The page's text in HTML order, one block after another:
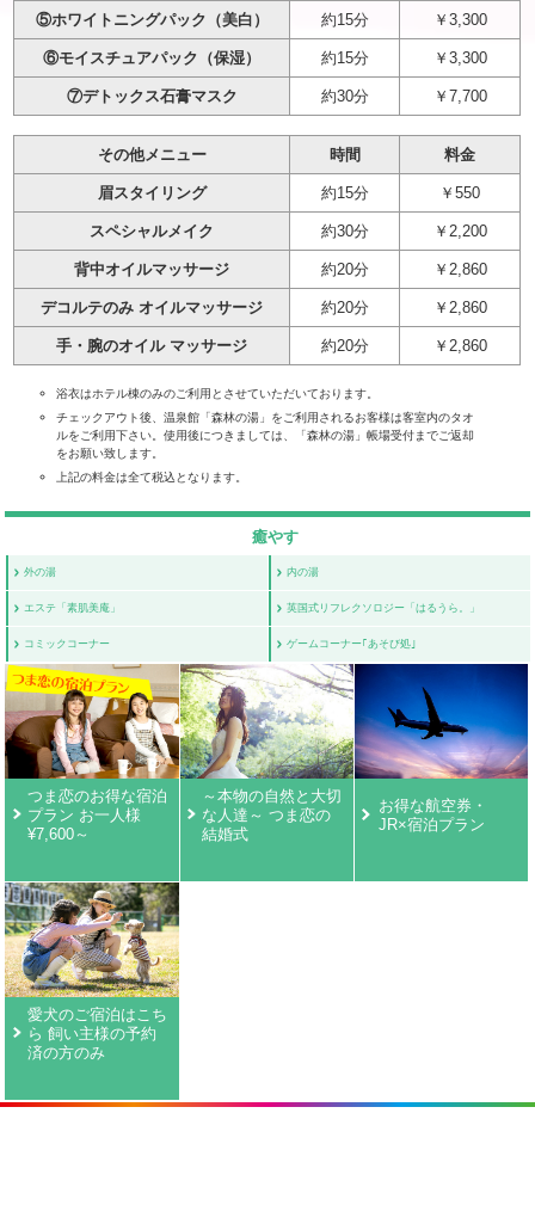
⑤ホワイトニングパック（美白） 約15分 ￥3,300
⑥モイスチュアパック（保湿） 約15分 ￥3,300
⑦デトックス石膏マスク 約30分 ￥7,700
その他メニュー 時間 料金
眉スタイリング 約15分 ￥550
スペシャルメイク 約30分 ￥2,200
背中オイルマッサージ 約20分 ￥2,860
デコルテのみ オイルマッサージ 約20分 ￥2,860
手・腕のオイル マッサージ 約20分 ￥2,860
浴衣はホテル棟のみのご利用とさせていただいております。
チェックアウト後、温泉館「森林の湯」をご利用されるお客様は客室内のタオ
ルをご利用下さい。使用後につきましては、「森林の湯」帳場受付までご返却
をお願い致します。
上記の料金は全て税込となります。
癒やす
外の湯 内の湯
エステ「素肌美庵」 英国式リフレクソロジー「はるうら。」
コミックコーナー ゲームコーナー｢あそび処｣
つま恋のお得な宿泊
プラン お一人様
¥7,600～
～本物の自然と大切
な人達～ つま恋の
結婚式
お得な航空券・
JR×宿泊プラン
愛犬のご宿泊はこち
ら 飼い主様の予約
済の方のみ